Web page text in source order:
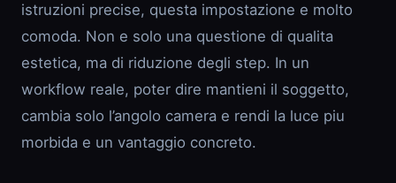
istruzioni precise, questa impostazione e molto
comoda. Non e solo una questione di qualita
estetica, ma di riduzione degli step. In un
workflow reale, poter dire mantieni il soggetto,
cambia solo l’angolo camera e rendi la luce piu
morbida e un vantaggio concreto.